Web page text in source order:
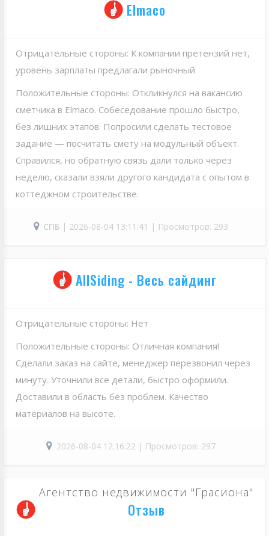
Elmaco
Отрицательные стороны: К компании претензий нет,
уровень зарплаты предлагали рыночный
Положительные стороны: Откликнулся на вакансию
сметчика в Elmaсo. Собеседование прошло быстро,
без лишних этапов. Попросили сделать тестовое
задание — посчитать смету на модульный объект.
Справился, но обратную связь дали только через
неделю, сказали взяли другого кандидата с опытом в
коттеджном строительстве.
СПБ | 2026-08-04 13:11:41 | Просмотров: 293
AllSiding - Весь сайдинг
Отрицательные стороны: Нет
Положительные стороны: Отличная компания!
Сделали заказ на сайте, менеджер перезвонил через
минуту. Уточнили все детали, быстро оформили.
Доставили в область без проблем. Качество
материалов на высоте.
2026-08-04 12:16:22 | Просмотров: 297
Агентство недвижимости "Грасиона"
Отзыв